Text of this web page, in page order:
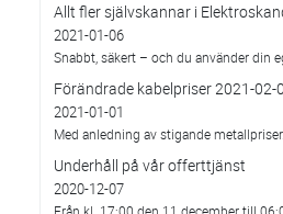
Allt fler självskannar i
2021-01-06
Snabbt, säkert – och du använder din
Förändrade kabelpriser 2021-02-
2021-01-01
Med anledning av stigande metallpriser.
Underhåll på vår offerttjänst
2020-12-07